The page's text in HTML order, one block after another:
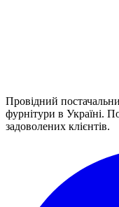
Провідний
фурнітури в Україні.
задоволених клієнтів.